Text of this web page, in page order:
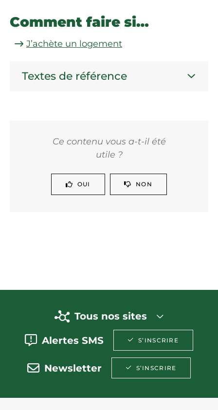
Comment faire si…
J’achète un logement
Textes de référence
Ce contenu vous a-t-il été
utile ?
OUI NON
Tous nos sites
Alertes SMS S’INSCRIRE
Newsletter S’INSCRIRE